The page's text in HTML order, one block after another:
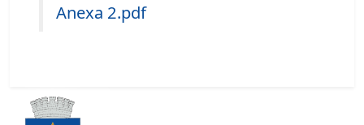
Anexa 2.pdf